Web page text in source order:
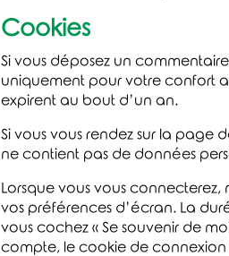
Cookies
Si vous déposez un
uniquement pour votre confort
expirent au bout d’un an.
Si vous vous rendez sur la page
ne contient pas de données
Lorsque vous vous
vos préférences d’écran. La
vous cochez « Se souvenir de
compte, le cookie de connexion